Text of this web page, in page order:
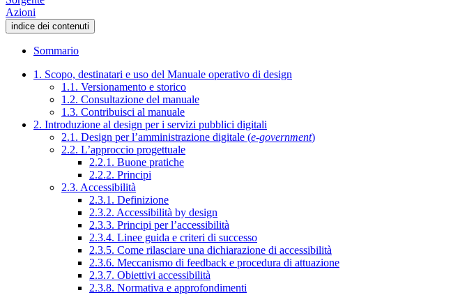
Azioni
indice dei contenuti
Sommario
1. Scopo, destinatari e uso del Manuale operativo di design
1.1. Versionamento e storico
1.2. Consultazione del manuale
1.3. Contribuisci al manuale
2. Introduzione al design per i servizi pubblici digitali
2.1. Design per l’amministrazione digitale (e-government)
2.2. L’approccio progettuale
2.2.1. Buone pratiche
2.2.2. Principi
2.3. Accessibilità
2.3.1. Definizione
2.3.2. Accessibilità by design
2.3.3. Principi per l’accessibilità
2.3.4. Linee guida e criteri di successo
2.3.5. Come rilasciare una dichiarazione di accessibilità
2.3.6. Meccanismo di feedback e procedura di attuazione
2.3.7. Obiettivi accessibilità
2.3.8. Normativa e approfondimenti